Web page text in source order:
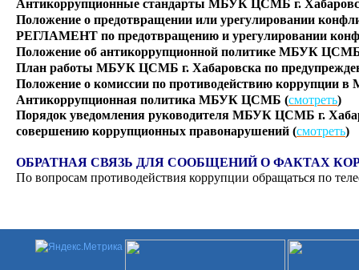
Антикоррупционные стандарты МБУК ЦСМБ г.
Положение о предотвращении или урегулировании
РЕГЛАМЕНТ по предотвращению и урегулировании
Положение об антикоррупционной политике МБУК ЦСМБ
План работы МБУК ЦСМБ г. Хабаровска по
Положение о комиссии по противодействию коррупции
Антикоррупционная политика МБУК ЦСМБ (смотреть)
Порядок уведомления руководителя МБУК ЦСМБ г.
совершению коррупционных правонарушений (смотреть)
ОБРАТНАЯ СВЯЗЬ ДЛЯ СООБЩЕНИЙ О ФАКТАХ
По вопросам противодействия коррупции обращаться по